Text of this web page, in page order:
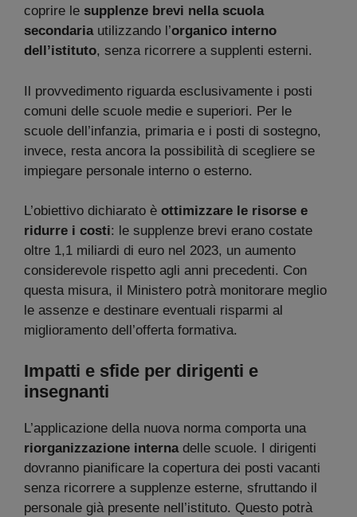
coprire le supplenze brevi nella scuola
secondariautilizzando l’organico interno
dell’istituto, senza ricorrere a supplenti esterni.
Il provvedimento riguarda esclusivamente i posti
comuni delle scuole medie e superiori. Per le
scuole dell’infanzia, primaria e i posti di sostegno,
invece, resta ancora la possibilità di scegliere se
impiegare personale interno o esterno.
L’obiettivo dichiarato è ottimizzare le risorse e
ridurre i costi: le supplenze brevi erano costate
oltre 1,1 miliardi di euro nel 2023, un aumento
considerevole rispetto agli anni precedenti. Con
questa misura, il Ministero potrà monitorare meglio
le assenze e destinare eventuali risparmi al
miglioramento dell’offerta formativa.
Impatti e sfide per dirigenti e
insegnanti
L’applicazione della nuova norma comporta una
riorganizzazione internadelle scuole. I dirigenti
dovranno pianificare la copertura dei posti vacanti
senza ricorrere a supplenze esterne, sfruttando il
personale già presente nell’istituto. Questo potrà